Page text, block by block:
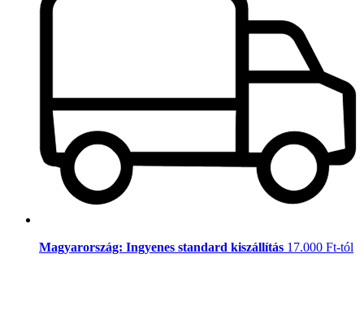
Magyarország: Ingyenes standard kiszállítás 17.000 Ft-tól